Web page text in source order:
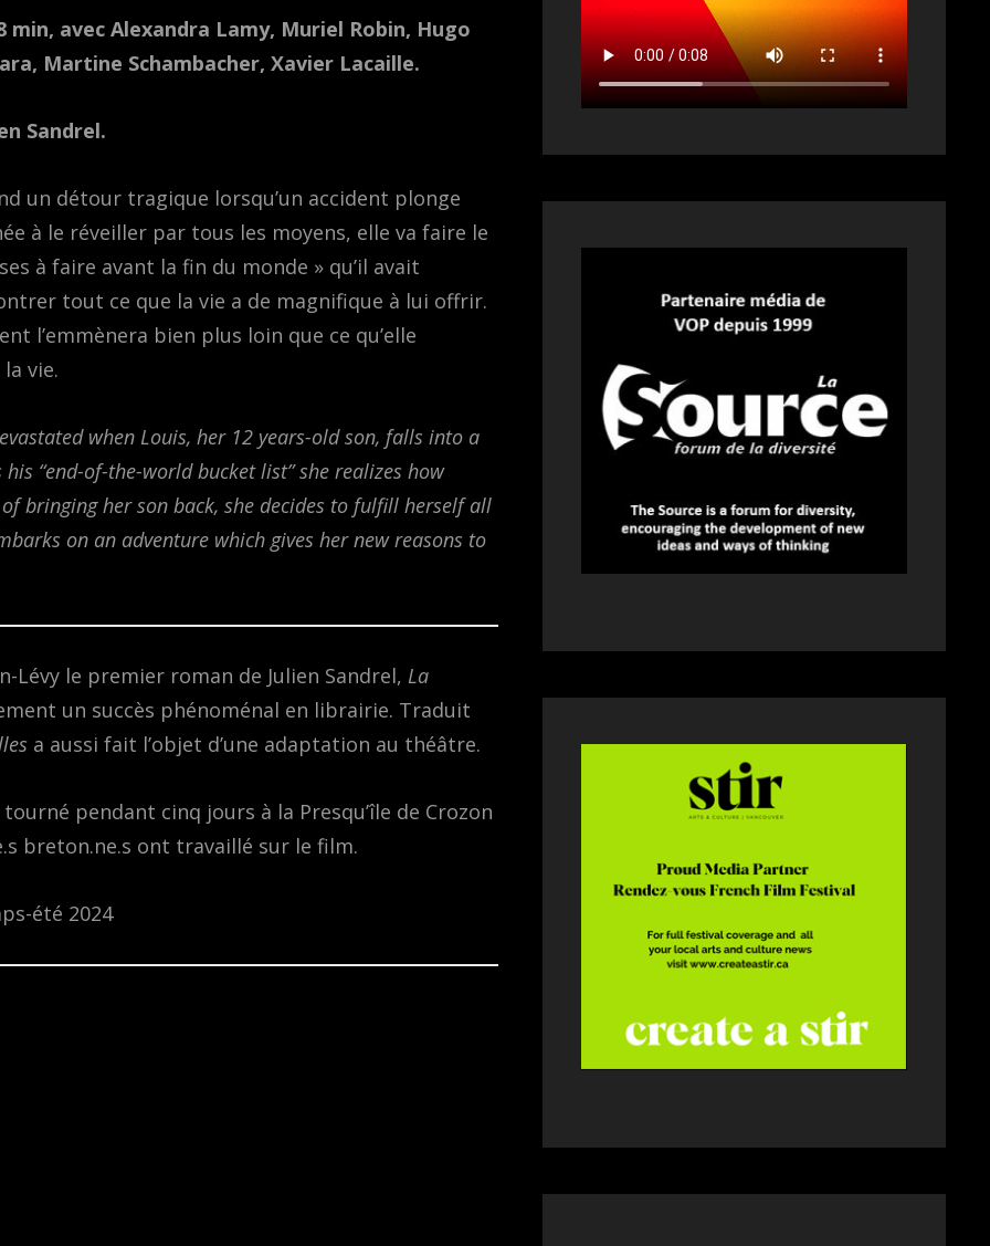
min, avec Alexandra Lamy, Muriel Robin, Hugo
Martine Schambacher, Xavier Lacaille.
Sandrel.
un détour tragique lorsqu’un accident plonge
à le réveiller par tous les moyens, elle va faire le
à faire avant la fin du monde » qu’il avait
tout ce que la vie a de magnifique à lui offrir.
l’emmènera bien plus loin que ce qu’elle
vie.
when Louis, her 12 years-old son, falls into a
“end-of-the-world bucket list” she realizes how
bringing her son back, she decides to fulfill herself all
on an adventure which gives her new reasons to
Lévy le premier roman de Julien Sandrel, La
un succès phénoménal en librairie. Traduit
a aussi fait l’objet d’une adaptation au théâtre.
tourné pendant cinq jours à la Presqu’île de Crozon
breton.ne.s ont travaillé sur le film.
été 2024